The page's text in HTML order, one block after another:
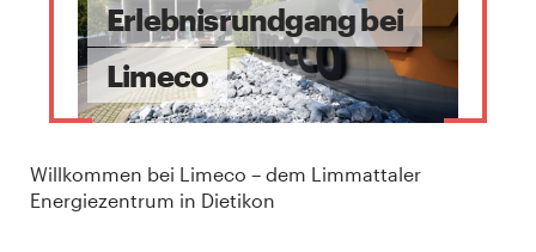
Erlebnisrundgang bei
Limeco
Willkommen bei Limeco – dem Limmattaler
Energiezentrum in Dietikon